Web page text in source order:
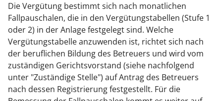
Die Vergütung bestimmt sich nach monatlichen
Fallpauschalen, die in den Vergütungstabellen (Stufe 1
oder 2) in der Anlage festgelegt sind. Welche
Vergütungstabelle anzuwenden ist, richtet sich nach
der beruflichen Bildung des Betreuers und wird vom
zuständigen Gerichtsvorstand (siehe nachfolgend
unter "Zuständige Stelle") auf Antrag des Betreuers
nach dessen Registrierung festgestellt. Für die